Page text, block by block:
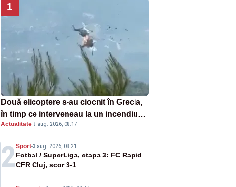
1
Două elicoptere s-au ciocnit în Grecia,
în timp ce interveneau la un incendiu
violent
Actualitate·3 aug. 2026, 08:17
2Sport-3 aug. 2026, 08:21
Fotbal / SuperLiga, etapa 3: FC Rapid –
CFR Cluj, scor 3-1